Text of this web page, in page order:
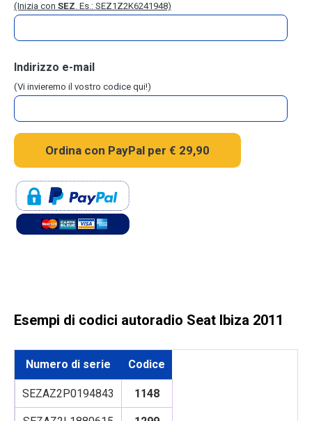
(Inizia con SEZ. Es.: SEZ1Z2K6241948)
Indirizzo e-mail
(Vi invieremo il vostro codice qui!)
Esempi di codici autoradio Seat Ibiza 2011
Numero di serie Codice
SEZAZ2P0194843 1148